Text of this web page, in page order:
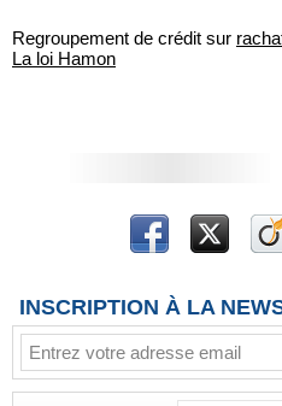
Regroupement de crédit sur
La loi Hamon
INSCRIPTION À LA